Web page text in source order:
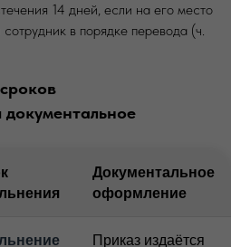
14 дней, если на его место
в порядке перевода (ч.
Документальное
оформление
Приказ издаётся